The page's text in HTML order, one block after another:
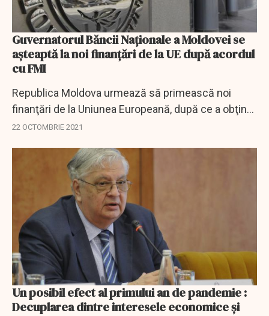
Guvernatorul Băncii Naţionale a Moldovei se
aşteaptă la noi finanţări de la UE după acordul
cu FMI
Republica Moldova urmează să primească noi
finanţări de la Uniunea Europeană, după ce a obţinut
aprobarea preliminară pentru un împrumut în
22 OCTOMBRIE 2021
Un posibil efect al primului an de pandemie :
Decuplarea dintre interesele economice și